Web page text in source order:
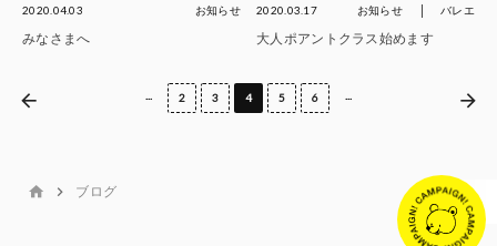
2020.04.03 お知らせ
みなさまへ
2020.03.17 お知らせ バレエ
大人ポアントクラス始めます
2 3 4 5 6
ブログ